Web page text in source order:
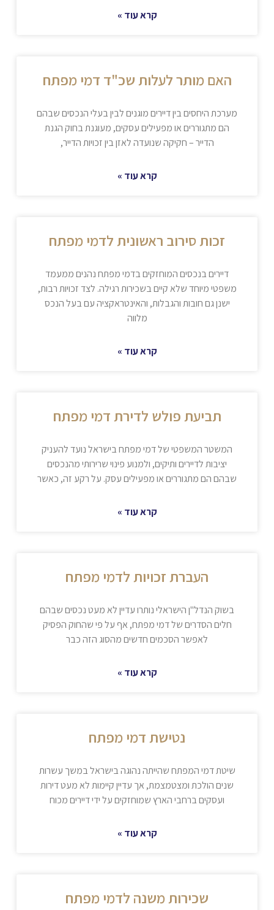
קרא עוד »
האם מותר לעלות שכ"ד דמי מפתח
מערכת היחסים בין דיירים מוגנים לבין בעלי הנכסים שבהם
הם מתגוררים או מפעילים עסקים, מעוגנת בחוק הגנת
הדייר – חקיקה שנועדה לאזן בין זכויות הדייר,
קרא עוד »
זכות סירוב ראשונית לדמי מפתח
דיירים בנכסים המוחזקים בדמי מפתח נהנים ממעמד
משפטי מיוחד שלא קיים בשכירות רגילה. לצד זכויות רבות,
ישנן גם חובות והגבלות, והאינטראקציה עם בעל הנכס
מלווה
קרא עוד »
תביעת פולש לדירת דמי מפתח
המשטר המשפטי של דמי מפתח בישראל נועד להעניק
יציבות לדיירים ותיקים, ולמנוע פינוי שרירותי מהנכסים
שבהם הם מתגוררים או מפעילים עסק. על רקע זה, כאשר
קרא עוד »
העברת זכויות לדמי מפתח
בשוק הנדל"ן הישראלי נותרו עדיין לא מעט נכסים שבהם
חלים הסדרים של דמי מפתח, אף על פי שהחוק הפסיק
לאפשר הסכמים חדשים מהסוג הזה כבר
קרא עוד »
נטישת דמי מפתח
שיטת דמי המפתח שהייתה נהוגה בישראל במשך עשרות
שנים הולכת ומצטמצמת, אך עדיין קיימות לא מעט דירות
ועסקים ברחבי הארץ שמוחזקים על ידי דיירים מכוח
קרא עוד »
שכירות משנה לדמי מפתח